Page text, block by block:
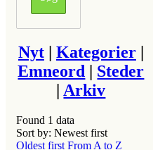
Nyt| Kategorier|
Emneord
Steder
|Arkiv
Found 1 data
Sort by: Newest first
Oldest first From A to Z